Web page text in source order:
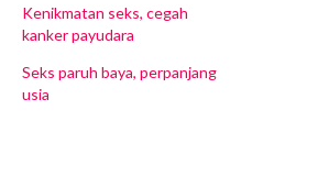
Kenikmatan seks, cegah
kanker payudara
Seks paruh baya, perpanjang
usia